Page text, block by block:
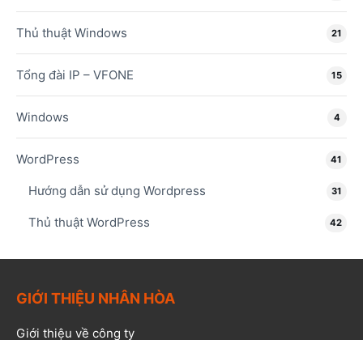
Thủ thuật Windows 21
Tổng đài IP – VFONE 15
Windows 4
WordPress 41
Hướng dẫn sử dụng Wordpress 31
Thủ thuật WordPress 42
GIỚI THIỆU NHÂN HÒA
Giới thiệu về công ty